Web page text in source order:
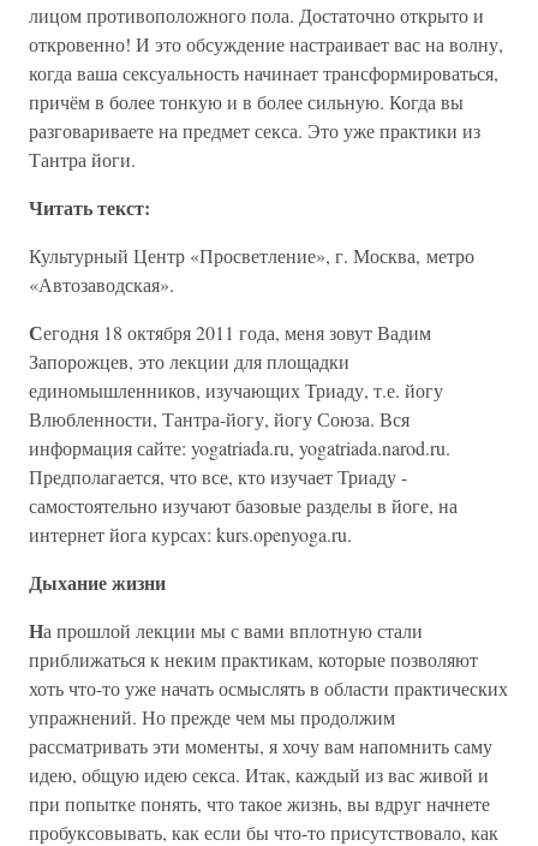
лицом противоположного пола. Достаточно открыто и
откровенно! И это обсуждение настраивает вас на волну,
когда ваша сексуальность начинает трансформироваться,
причём в более тонкую и в более сильную. Когда вы
разговариваете на предмет секса. Это уже практики из
Тантра йоги.
Читать текст:
Культурный Центр «Просветление», г. Москва, метро
«Автозаводская».
Сегодня 18 октября 2011 года, меня зовут Вадим
Запорожцев, это лекции для площадки
единомышленников, изучающих Триаду, т.е. йогу
Влюбленности, Тантра-йогу, йогу Союза. Вся
информация сайте: yogatriada.ru, yogatriada.narod.ru.
Предполагается, что все, кто изучает Триаду -
самостоятельно изучают базовые разделы в йоге, на
интернет йога курсах: kurs.openyoga.ru.
Дыхание жизни
На прошлой лекции мы с вами вплотную стали
приближаться к неким практикам, которые позволяют
хоть что-то уже начать осмыслять в области практических
упражнений. Но прежде чем мы продолжим
рассматривать эти моменты, я хочу вам напомнить саму
идею, общую идею секса. Итак, каждый из вас живой и
при попытке понять, что такое жизнь, вы вдруг начнете
пробуксовывать, как если бы что-то присутствовало, как